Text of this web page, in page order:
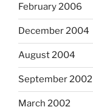
February 2006
December 2004
August 2004
September 2002
March 2002